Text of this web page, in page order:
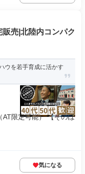
売|北陸内コンパク
ウを若手育成に活かす
限定可能） 【そのほ
気になる